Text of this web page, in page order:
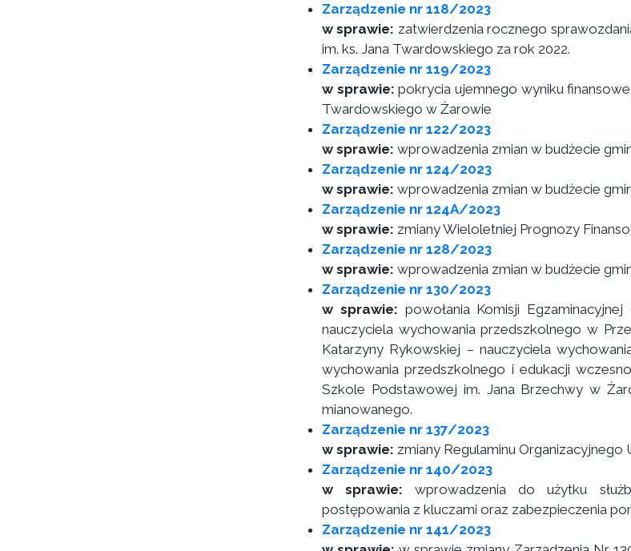
Zarządzenie nr 118/2023
w sprawie: zatwierdzenia rocznego
im. ks. Jana Twardowskiego za rok 2022.
Zarządzenie nr 119/2023
w sprawie: pokrycia ujemnego wyniku
Twardowskiego w Żarowie
Zarządzenie nr 122/2023
w sprawie: wprowadzenia zmian w budżecie
Zarządzenie nr 124/2023
w sprawie: wprowadzenia zmian w budżecie
Zarządzenie nr 124A/2023
w sprawie: zmiany Wieloletniej Prognozy
Zarządzenie nr 128/2023
w sprawie: wprowadzenia zmian w budżecie
Zarządzenie nr 130/2023
w sprawie: powołania Komisji
nauczyciela wychowania przedszkolnego w
Katarzyny Rykowskiej – nauczyciela
wychowania przedszkolnego i edukacji
Szkole Podstawowej im. Jana Brzechwy w
mianowanego.
Zarządzenie nr 137/2023
w sprawie: zmiany Regulaminu
Zarządzenie nr 140/2023
w sprawie:wprowadzenia do użytku
postępowania z kluczami oraz zabezpieczenia
Zarządzenie nr 141/2023